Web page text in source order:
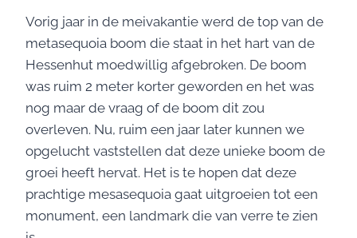
Vorig jaar in de meivakantie werd de top van de
metasequoia boom die staat in het hart van de
Hessenhut moedwillig afgebroken. De boom
was ruim 2 meter korter geworden en het was
nog maar de vraag of de boom dit zou
overleven. Nu, ruim een jaar later kunnen we
opgelucht vaststellen dat deze unieke boom de
groei heeft hervat. Het is te hopen dat deze
prachtige mesasequoia gaat uitgroeien tot een
monument, een landmark die van verre te zien